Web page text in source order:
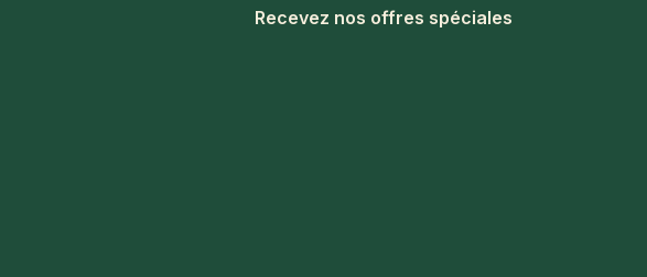
Recevez nos offres spéciales